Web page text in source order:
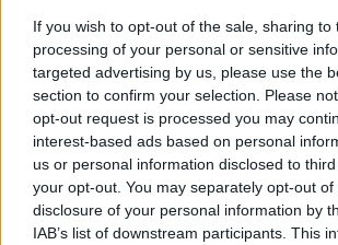
If you wish to opt-out of the sale, sharing to
processing of your personal or sensitive
targeted advertising by us, please use the
section to confirm your selection. Please
opt-out request is processed you may
interest-based ads based on personal
us or personal information disclosed to
your opt-out. You may separately opt-out
disclosure of your personal information by
IAB’s list of downstream participants. This
conceptLightboxqui place le
vidéo comme un élément inspirant
improvisation.
Match d'improvisation junior,
enfants, catch d'impro et des
spectaclesvous attendent à
7ème édition du Festival